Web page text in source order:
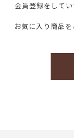
会員登録をして
お気に入り商品